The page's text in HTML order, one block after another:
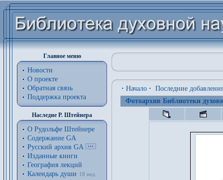
Главное меню
Новости
О проекте
Обратная связь
Поддержка проекта
Наследие Р. Штейнера
О Рудольфе Штейнере
Содержание GA
Русский архив GA
Изданные книги
География лекций
Календарь души
18 нед.
· Начало · Последние
Фотоархив Библиотеки